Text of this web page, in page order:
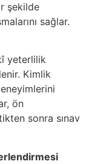
şekilde
sağlar.
yeterlilik
Kimlik
ön
sonra sınav